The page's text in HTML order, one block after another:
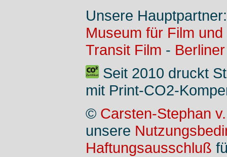
Unsere
Museum für Film
Transit Film -
Seit 2010 druckt
mit Print-CO2-
© Carsten-Stephan
unsere
Haftungsausschluß